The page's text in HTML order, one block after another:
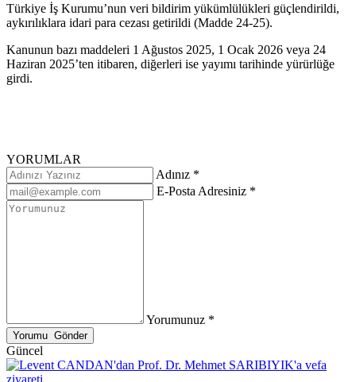
Türkiye İş Kurumu’nun veri bildirim yükümlülükleri güçlendirildi,
aykırılıklara idari para cezası getirildi (Madde 24-25).
Kanunun bazı maddeleri 1 Ağustos 2025, 1 Ocak 2026 veya 24
Haziran 2025’ten itibaren, diğerleri ise yayımı tarihinde yürürlüğe
girdi.
YORUMLAR
Adınız *
E-Posta Adresiniz *
Yorumunuz *
Güncel